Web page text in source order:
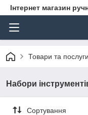
Інтернет магазин
Товари та послуги
Набори
Сортування